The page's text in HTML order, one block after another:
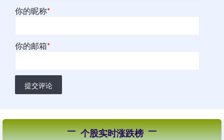
你的昵称*
你的邮箱*
提交评论
个股实时涨跌榜